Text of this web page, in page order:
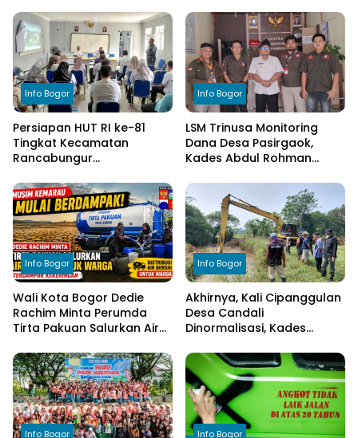
Info Bogor
Persiapan HUT RI ke-81
Tingkat Kecamatan
Rancabungur
Cimulang, Libatkan Seluruh
Elemen Masyarakat
Info Bogor
LSM Trinusa Monitoring
Dana Desa Pasirgaok,
Kades Abdul Rohman
Transparansi Pengelolaan
Anggaran
Info Bogor
Wali Kota Bogor Dedie
Rachim Minta Perumda
Tirta Pakuan Salurkan Air
Terdampak Kekeringan
Info Bogor
Akhirnya, Kali Cipanggulan
Desa Candali
Dinormalisasi, Kades
kepada Bupati Bogor
Info Bogor Info Bogor